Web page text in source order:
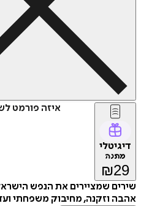
איזה פורמט
דיגיטלי
מתנה
₪29
שירים שמציירים את הנפש
אהבה וזקנה, מחיבוק משפחתי